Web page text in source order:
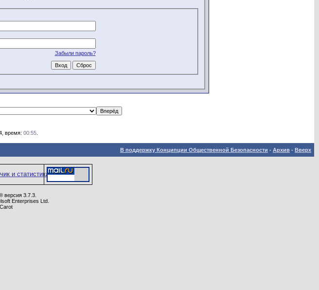
Забыли пароль?
время: 00:55.
В поддержку Конципции Общественной Безопасности - Архив - Вверх
версия 3.7.3.
Enterprises Ltd.